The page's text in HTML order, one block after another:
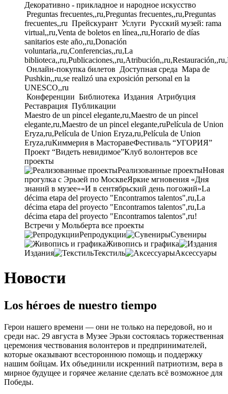
Декоративно - прикладное и народное искусство
Preguntas frecuentes,,ru,Preguntas frecuentes,,ru,Preguntas
frecuentes,,ru Прейскурант Услуги Русский музей: rama
virtual,,ru,Venta de boletos en línea,,ru,Horario de días
sanitarios este año,,ru,Donación
voluntaria,,ru,Conferencias,,ru,La
Онлайн-покупка билетов Доступная среда Mapa de
Pushkin,,ru,se realizó una exposición personal en la
UNESCO,,ru
Конференции Библиотека Издания Атрибуция
Реставрация Публикации
Maestro de un pincel elegante,ru,Maestro de un pincel
elegante,ru,Maestro de un pincel elegante,ruPelícula de Union
Eryza,ru,Película de Union Eryza,ru,Película de Union
Eryza,ruКиммерия в МасторавеФестиваль “УГОРИЯ”
Проект “Видеть невидимое”Клуб волонтеров все
проекты
Реализованные проектыНовая
прогулка с Эрьзей по МосквеЯркие мгновения «Дня
знаний в музее»«И в сентябрьский день погожий»La
décima etapa del proyecto "Encontramos talentos",ru,La
décima etapa del proyecto "Encontramos talentos",ru,La
décima etapa del proyecto "Encontramos talentos",ru!
Встречи у Мольберта все проекты
Репродукции
Сувениры
Живопись и графика
Издания
Текстиль Аксессуары
Новости
Los héroes de nuestro tiempo
Герои нашего времени — они не только на передовой, но и
среди нас. 29 августа в Музее Эрьзи состоялась торжественная
церемония чествования волонтеров и предпринимателей,
которые оказывают всестороннюю помощь и поддержку
нашим бойцам. Их объединили искренний патриотизм, вера в
мирное будущее и горячее желание сделать всё возможное для
Победы.